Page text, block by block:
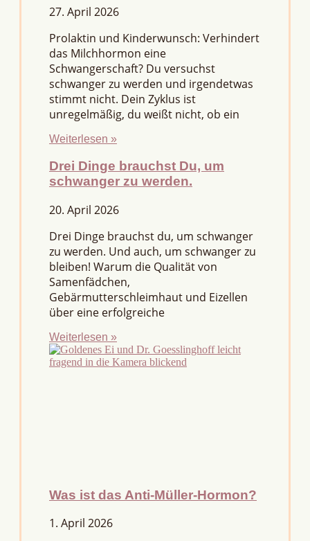
27. April 2026
Prolaktin und Kinderwunsch: Verhindert
das Milchhormon eine
Schwangerschaft? Du versuchst
schwanger zu werden und irgendetwas
stimmt nicht. Dein Zyklus ist
unregelmäßig, du weißt nicht, ob ein
Weiterlesen »
Drei Dinge brauchst Du, um
schwanger zu werden.
20. April 2026
Drei Dinge brauchst du, um schwanger
zu werden. Und auch, um schwanger zu
bleiben! Warum die Qualität von
Samenfädchen,
Gebärmutterschleimhaut und Eizellen
über eine erfolgreiche
Weiterlesen »
Was ist das Anti-Müller-Hormon?
1. April 2026